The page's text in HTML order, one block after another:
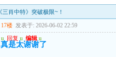
肖中特》突破极限~！
17楼 发表于: 2026-06-02 22:59
u 回复 u 编辑 u
真是太谢谢了